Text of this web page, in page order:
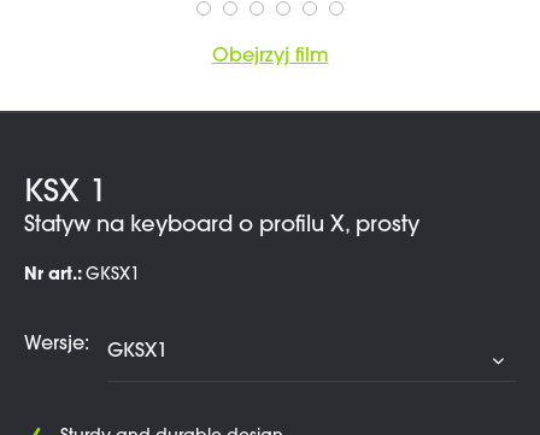
Obejrzyj film
KSX 1
Statyw na keyboard o profilu X, prosty
Nr art.: GKSX1
Wersje: